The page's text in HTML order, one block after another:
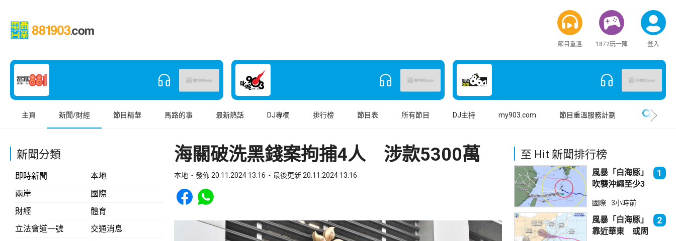
節目重溫 1872玩一陣 登入
主頁 新聞/財經 節目精華 馬路的事 最新熱話 DJ專欄 排行榜 節目表 所有節目 DJ主持 my903.com 節目重溫服務計劃
新聞分類
即時新聞
本地
兩岸
國際
財經
體育
立法會道一號
交通消息
海關破洗黑錢案拘捕4人 涉款5300萬
本地 發佈 20.11.2024 13:16 最後更新 20.11.2024 13:16
Share to Facebook
Share to WhatsApp
至 Hit 新聞排行榜
風暴「白海豚」
吹襲沖繩至少3
取消
1
國際 3小時前
風暴「白海豚」
靠近華東 或周
2